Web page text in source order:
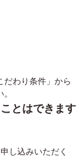
だわり条件」から
とはできます
し込みいただく